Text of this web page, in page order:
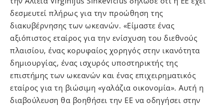
δεσμευτεί πλήρως για την προώθηση της
διακυβέρνησης των ωκεανών. «Είμαστε ένας
αξιόπιστος εταίρος για την ενίσχυση του διεθνούς
πλαισίου, ένας κορυφαίος χορηγός στην ικανότητα
δημιουργίας, ένας ισχυρός υποστηρικτής της
επιστήμης των ωκεανών και ένας επιχειρηματικός
εταίρος για τη βιώσιμη «γαλάζια οικονομία». Αυτή η
διαβούλευση θα βοηθήσει την ΕΕ να οδηγήσει στην